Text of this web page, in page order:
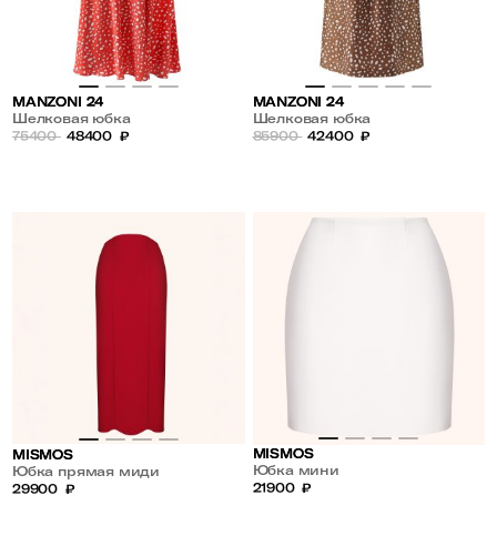
MANZONI 24
Шелковая юбка
75400 48400 ₽
MANZONI 24
Шелковая юбка
85900 42400 ₽
MISMOS
Юбка прямая миди
29900 ₽
MISMOS
Юбка мини
21900 ₽